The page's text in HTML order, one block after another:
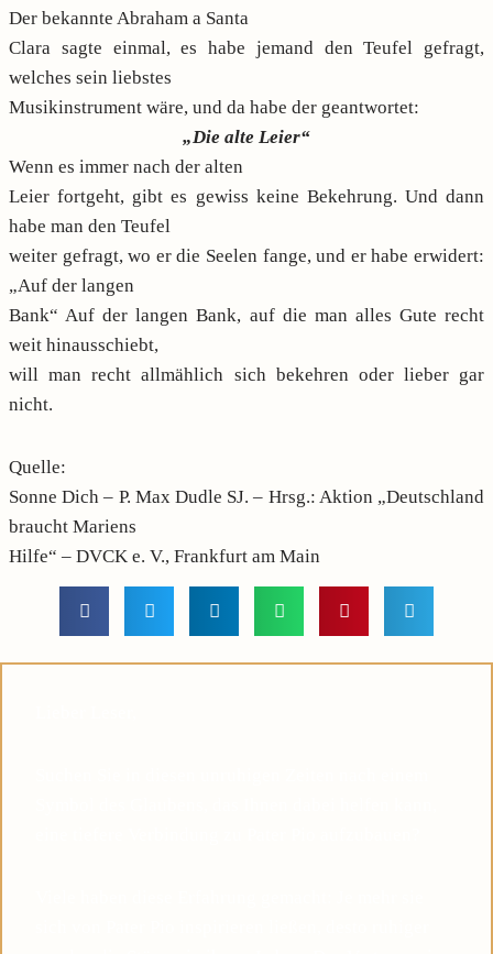
Der bekannte Abraham a Santa
Clara sagte einmal, es habe jemand den Teufel gefragt,
welches sein liebstes
Musikinstrument wäre, und da habe der geantwortet:
„Die alte Leier“
Wenn es immer nach der alten
Leier fortgeht, gibt es gewiss keine Bekehrung. Und dann
habe man den Teufel
weiter gefragt, wo er die Seelen fange, und er habe erwidert:
„Auf der langen
Bank“ Auf der langen Bank, auf die man alles Gute recht
weit hinausschiebt,
will man recht allmählich sich bekehren oder lieber gar
nicht.
Quelle:
Sonne Dich – P. Max Dudle SJ. – Hrsg.: Aktion „Deutschland
braucht Mariens
Hilfe“ – DVCK e. V., Frankfurt am Main